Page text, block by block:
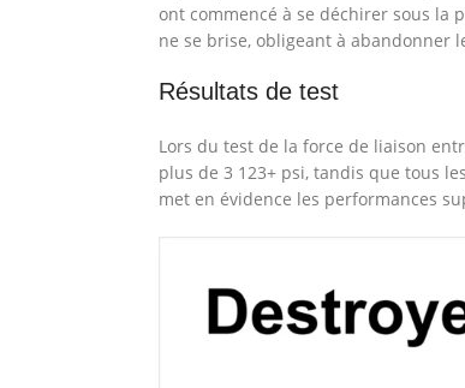
ont commencé à se déchirer sous la
ne se brise, obligeant à abandonner
Résultats de test
Lors du test de la force de liaison
plus de 3 123+ psi, tandis que tous
met en évidence les performances